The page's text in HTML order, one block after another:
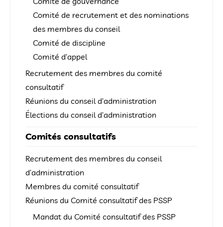
Comité de recrutement et des nominations
des membres du conseil
Comité de discipline
Comité d’appel
Recrutement des membres du comité
consultatif
Réunions du conseil d’administration
Élections du conseil d’administration
Comités consultatifs
Recrutement des membres du conseil
d’administration
Membres du comité consultatif
Réunions du Comité consultatif des PSSP
Mandat du Comité consultatif des PSSP